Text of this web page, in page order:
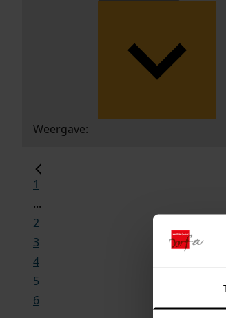
Weergave:
1
...
2
3
4
5
6